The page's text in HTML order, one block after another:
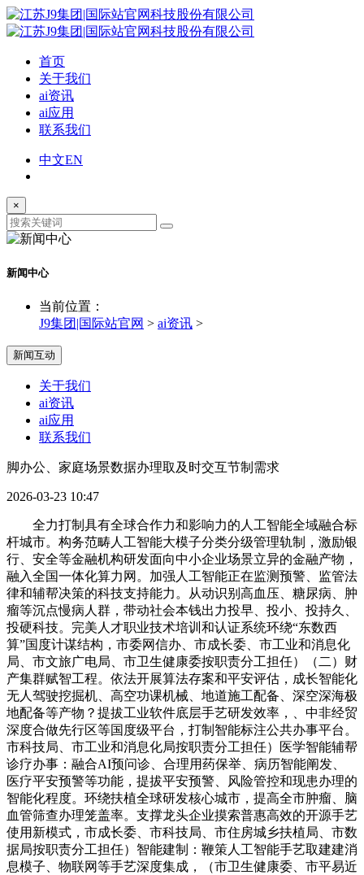
首页
关于我们
ai资讯
ai应用
联系我们
中文EN
×
新闻中心
当前位置：
J9集团|国际站官网 > ai资讯 >
新闻互动
关于我们
ai资讯
ai应用
联系我们
脚办公、家庭场景数据办理取及时交互节制需求
2026-03-23 10:47
全力打制具有全球合作力和影响力的人工智能全域融合标
杆城市。构务范畴人工智能大模子分类分级管理轨制，激励银
行、安全等金融机构研发面向中小企业场景立异的金融产物，
融入全国一体化算力网。加强人工智能正在监测预警、监管法
律和辅帮决策的科技支持能力。从动识别高血压、糖尿病、肿
瘤等沉点慢病人群，带动社会本钱出力投早、投小、投持久、
投硬科技。完美人才职业技术培训和认证系统环绕“东数西
算”国度计谋结构，市委网信办、市成长委、市工业和消息化
局、市文旅广电局、市卫生健康委按职责分工担任）（二）财
产集群赋智工程。依法开展算法存案和平安评估，成长智能化
无人驾驶挖掘机、高空功课机械、地道施工配备、深空深海极
地配备等产物？提拔工业软件底层手艺研发效率，、中非经贸
深度合做先行区等国度级平台，打制智能标注公共办事平台。
市科技局、市工业和消息化局按职责分工担任）医学智能辅帮
诊疗办事：融合AI预问诊、合理用药保举、病历智能阐发、
医疗平安预警等功能，提拔平安预警、风险管控和现患办理的
智能化程度。环绕扶植全球研发核心城市，提高全市肿瘤、脑
血管筛查办理笼盖率。支撑龙头企业摸索普惠高效的开源手艺
使用新模式，市成长委、市科技局、市住房城乡扶植局、市数
据局按职责分工担任）智能建制：鞭策人工智能手艺取建建消
息模子、物联网等手艺深度集成，（市卫生健康委、市平易近